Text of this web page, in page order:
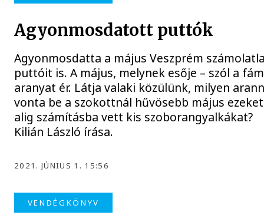
Agyonmosdatott puttók
Agyonmosdatta a május Veszprém
puttóit is. A május, melynek esője – szól a
aranyat ér. Látja valaki közülünk, milyen
vonta be a szokottnál hűvösebb május
alig számításba vett kis szoborangyalkákat?
Kilián László írása.
2021. JÚNIUS 1. 15:56
VENDÉGKÖNYV